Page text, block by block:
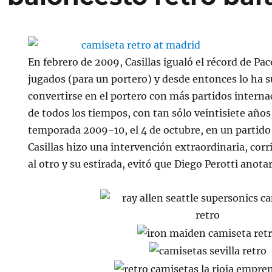
En febrero de 2009, Casillas igualó el récord de
jugados (para un portero) y desde entonces lo ha
convertirse en el portero con más partidos
de todos los tiempos, con tan sólo veintisiete
temporada 2009-10, el 4 de octubre, en un
Casillas hizo una intervención extraordinaria,
al otro y su estirada, evitó que Diego Perotti